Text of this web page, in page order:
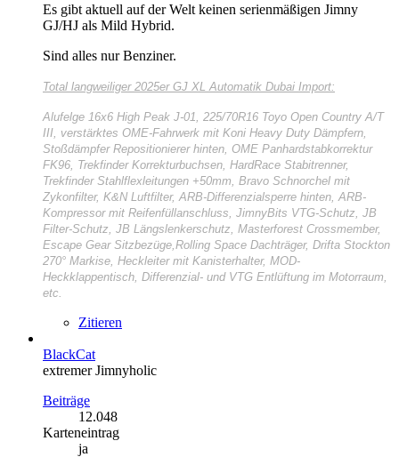
Es gibt aktuell auf der Welt keinen serienmäßigen Jimny
GJ/HJ als Mild Hybrid.
Sind alles nur Benziner.
Total langweiliger 2025er GJ XL Automatik Dubai Import:
Alufelge 16x6 High Peak J-01, 225/70R16 Toyo Open Country A/T
III, verstärktes OME-Fahrwerk mit Koni Heavy Duty Dämpfern,
Stoßdämpfer Repositionierer hinten, OME Panhardstabkorrektur
FK96, Trekfinder Korrekturbuchsen, HardRace Stabitrenner,
Trekfinder Stahlflexleitungen +50mm, Bravo Schnorchel mit
Zykonfilter, K&N Luftfilter, ARB-Differenzialsperre hinten, ARB-
Kompressor mit Reifenfüllanschluss, JimnyBits VTG-Schutz, JB
Filter-Schutz, JB Längslenkerschutz, Masterforest Crossmember,
Escape Gear Sitzbezüge,Rolling Space Dachträger, Drifta Stockton
270° Markise, Heckleiter mit Kanisterhalter, MOD-
Heckklappentisch, Differenzial- und VTG Entlüftung im Motorraum,
etc.
Zitieren
BlackCat
extremer Jimnyholic
Beiträge
12.048
Karteneintrag
ja